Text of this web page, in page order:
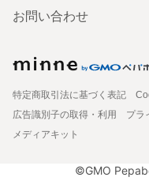
お問い合わせ
特定商取引法に基づく表記
広告識別子の取得・利用
プラ
メディアキット
©GMO